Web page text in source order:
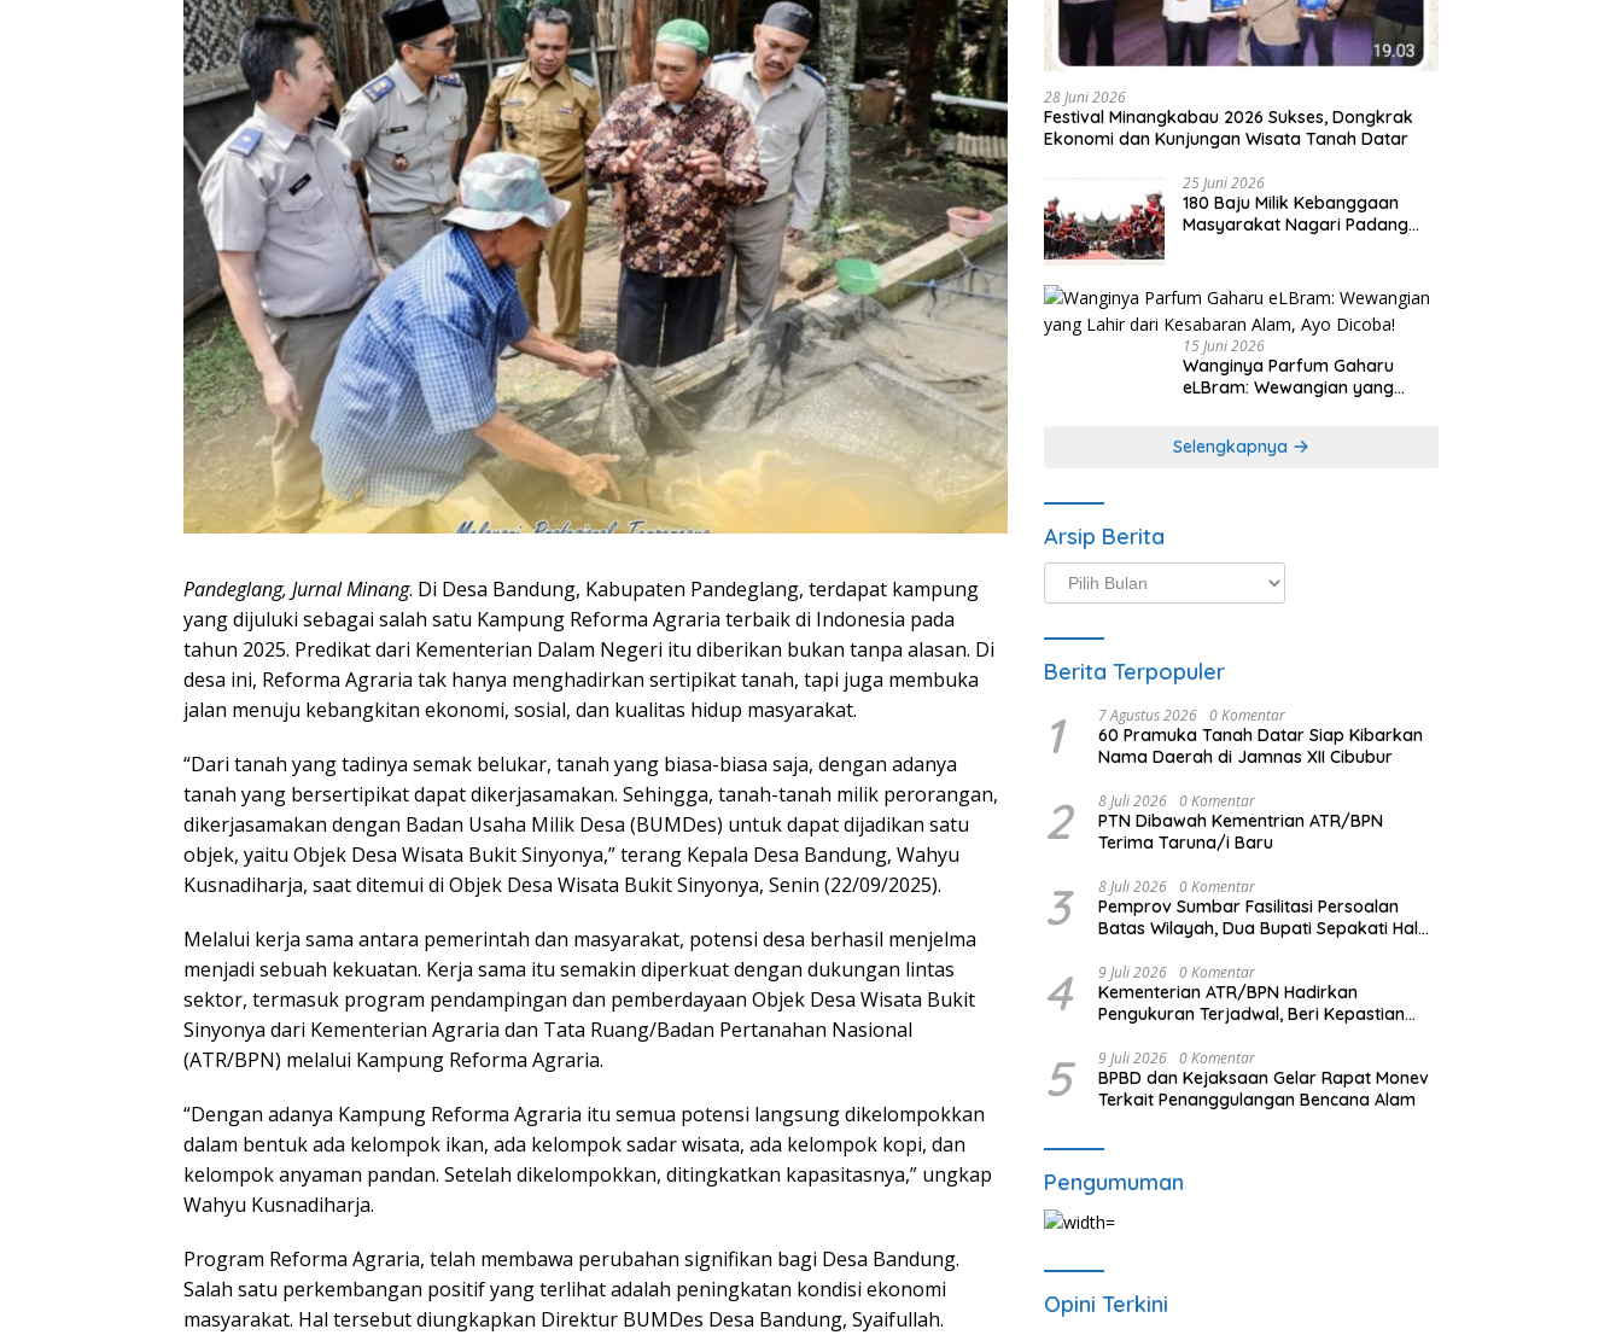
Pandeglang, Jurnal Minang. Di Desa Bandung, Kabupaten Pandeglang, terdapat kampung
yang dijuluki sebagai salah satu Kampung Reforma Agraria terbaik di Indonesia pada
tahun 2025. Predikat dari Kementerian Dalam Negeri itu diberikan bukan tanpa alasan. Di
desa ini, Reforma Agraria tak hanya menghadirkan sertipikat tanah, tapi juga membuka
jalan menuju kebangkitan ekonomi, sosial, dan kualitas hidup masyarakat.
“Dari tanah yang tadinya semak belukar, tanah yang biasa-biasa saja, dengan adanya
tanah yang bersertipikat dapat dikerjasamakan. Sehingga, tanah-tanah milik perorangan,
dikerjasamakan dengan Badan Usaha Milik Desa (BUMDes) untuk dapat dijadikan satu
objek, yaitu Objek Desa Wisata Bukit Sinyonya,” terang Kepala Desa Bandung, Wahyu
Kusnadiharja, saat ditemui di Objek Desa Wisata Bukit Sinyonya, Senin (22/09/2025).
Melalui kerja sama antara pemerintah dan masyarakat, potensi desa berhasil menjelma
menjadi sebuah kekuatan. Kerja sama itu semakin diperkuat dengan dukungan lintas
sektor, termasuk program pendampingan dan pemberdayaan Objek Desa Wisata Bukit
Sinyonya dari Kementerian Agraria dan Tata Ruang/Badan Pertanahan Nasional
(ATR/BPN) melalui Kampung Reforma Agraria.
“Dengan adanya Kampung Reforma Agraria itu semua potensi langsung dikelompokkan
dalam bentuk ada kelompok ikan, ada kelompok sadar wisata, ada kelompok kopi, dan
kelompok anyaman pandan. Setelah dikelompokkan, ditingkatkan kapasitasnya,” ungkap
Wahyu Kusnadiharja.
Program Reforma Agraria, telah membawa perubahan signifikan bagi Desa Bandung.
Salah satu perkembangan positif yang terlihat adalah peningkatan kondisi ekonomi
masyarakat. Hal tersebut diungkapkan Direktur BUMDes Desa Bandung, Syaifullah.
28 Juni 2026
Festival Minangkabau 2026 Sukses, Dongkrak
Ekonomi dan Kunjungan Wisata Tanah Datar
25 Juni 2026
180 Baju Milik Kebanggaan
Masyarakat Nagari Padang
Minangkabau
15 Juni 2026
Wanginya Parfum Gaharu
eLBram: Wewangian yang
Selengkapnya
Arsip Berita
Arsip
Berita
Berita Terpopuler
1 7 Agustus 2026 0 Komentar
60 Pramuka Tanah Datar Siap Kibarkan
Nama Daerah di Jamnas XII Cibubur
2 8 Juli 2026 0 Komentar
PTN Dibawah Kementrian ATR/BPN
Terima Taruna/i Baru
3 8 Juli 2026 0 Komentar
Pemprov Sumbar Fasilitasi Persoalan
Batas Wilayah, Dua Bupati Sepakati Hal
4 9 Juli 2026 0 Komentar
Kementerian ATR/BPN Hadirkan
Pengukuran Terjadwal, Beri Kepastian
5 9 Juli 2026 0 Komentar
BPBD dan Kejaksaan Gelar Rapat Monev
Terkait Penanggulangan Bencana Alam
Pengumuman
Opini Terkini